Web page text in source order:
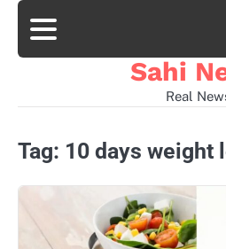
Skip
content
Sahi
Real
Tag: 10 days weight